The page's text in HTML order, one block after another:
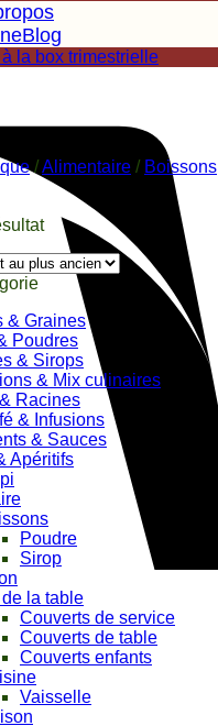
la box trimestrielle
/Alimentaire / Boissons
& Graines
Poudres
& Sirops
& Mix culinaires
Racines
& Infusions
& Sauces
Apéritifs
Poudre
Sirop
la table
Couverts de service
Couverts de table
Couverts enfants
Vaisselle